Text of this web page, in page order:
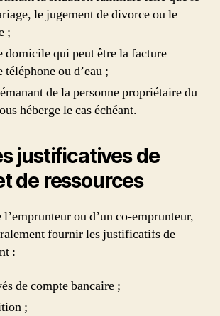
le jugement de divorce ou le
;
qui peut être la facture
ou d’eau ;
de la personne propriétaire du
héberge le cas échéant.
justificatives de
de ressources
l’emprunteur ou d’un co-emprunteur,
fournir les justificatifs de
:
de compte bancaire ;
;